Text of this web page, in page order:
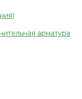
арматура